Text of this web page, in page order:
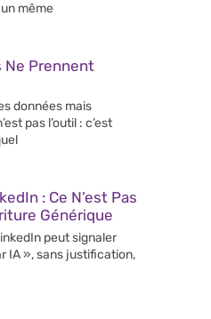
même
Ne Prennent
données mais
pas l’outil : c’est
: Ce N’est Pas
Générique
peut signaler
IA », sans justification,